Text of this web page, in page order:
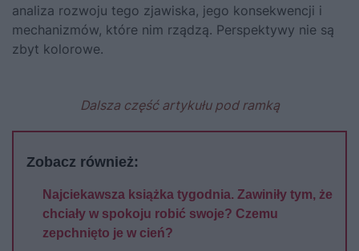
analiza rozwoju tego zjawiska, jego konsekwencji i
mechanizmów, które nim rządzą. Perspektywy nie są
zbyt kolorowe.
Dalsza część artykułu pod ramką
Zobacz również:
Najciekawsza książka tygodnia. Zawiniły tym, że
chciały w spokoju robić swoje? Czemu
zepchnięto je w cień?